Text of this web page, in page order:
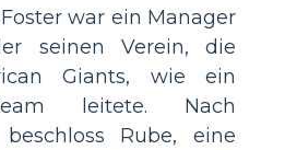
war ein Manager
seinen Verein, die
Giants, wie ein
Team leitete. Nach
Rube, eine